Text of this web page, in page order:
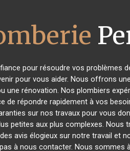
pour résoudre vos problèmes
pour vous aider. Nous offrons
une rénovation. Nos plombiers
répondre rapidement à vos
sur nos travaux pour vous
petites aux plus complexes. Nous
avis élogieux sur notre travail et
à nous contacter. Nous sommes